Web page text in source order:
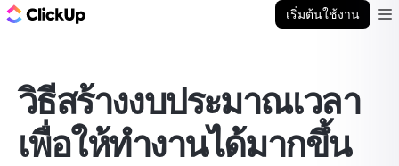
เริ่มต้นใช้งาน
วิธีสร้างงบประมาณเวลา
เพื่อให้ทำงานได้มากขึ้น